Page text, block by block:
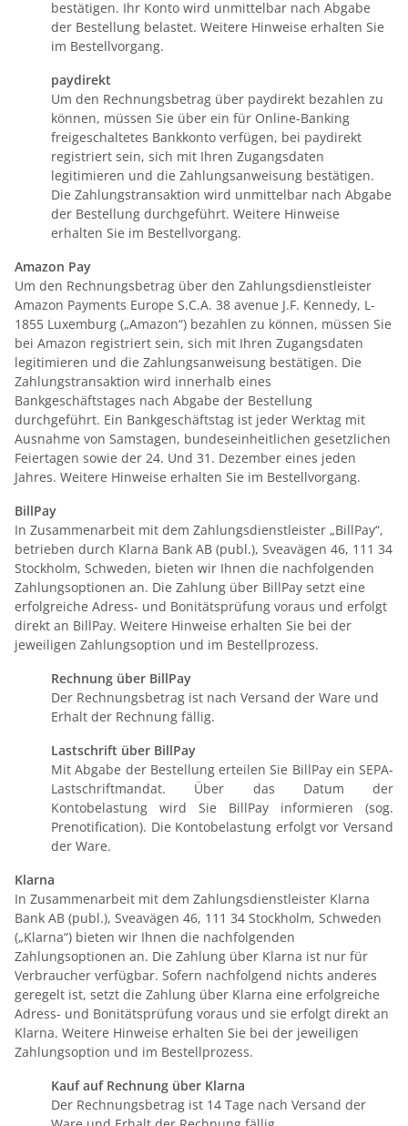
bestätigen. Ihr Konto wird unmittelbar nach Abgabe
der Bestellung belastet. Weitere Hinweise erhalten Sie
im Bestellvorgang.
paydirekt
Um den Rechnungsbetrag über paydirekt bezahlen zu
können, müssen Sie über ein für Online-Banking
freigeschaltetes Bankkonto verfügen, bei paydirekt
registriert sein, sich mit Ihren Zugangsdaten
legitimieren und die Zahlungsanweisung bestätigen.
Die Zahlungstransaktion wird unmittelbar nach Abgabe
der Bestellung durchgeführt. Weitere Hinweise
erhalten Sie im Bestellvorgang.
Amazon Pay
Um den Rechnungsbetrag über den Zahlungsdienstleister
Amazon Payments Europe S.C.A. 38 avenue J.F. Kennedy, L-
1855 Luxemburg („Amazon“) bezahlen zu können, müssen Sie
bei Amazon registriert sein, sich mit Ihren Zugangsdaten
legitimieren und die Zahlungsanweisung bestätigen. Die
Zahlungstransaktion wird innerhalb eines
Bankgeschäftstages nach Abgabe der Bestellung
durchgeführt. Ein Bankgeschäftstag ist jeder Werktag mit
Ausnahme von Samstagen, bundeseinheitlichen gesetzlichen
Feiertagen sowie der 24. Und 31. Dezember eines jeden
Jahres. Weitere Hinweise erhalten Sie im Bestellvorgang.
BillPay
In Zusammenarbeit mit dem Zahlungsdienstleister „BillPay“,
betrieben durch Klarna Bank AB (publ.), Sveavägen 46, 111 34
Stockholm, Schweden, bieten wir Ihnen die nachfolgenden
Zahlungsoptionen an. Die Zahlung über BillPay setzt eine
erfolgreiche Adress- und Bonitätsprüfung voraus und erfolgt
direkt an BillPay. Weitere Hinweise erhalten Sie bei der
jeweiligen Zahlungsoption und im Bestellprozess.
Rechnung über BillPay
Der Rechnungsbetrag ist nach Versand der Ware und
Erhalt der Rechnung fällig.
Lastschrift über BillPay
Mit Abgabe der Bestellung erteilen Sie BillPay ein SEPA-
Lastschriftmandat. Über das Datum der
Kontobelastung wird Sie BillPay informieren (sog.
Prenotification). Die Kontobelastung erfolgt vor Versand
der Ware.
Klarna
In Zusammenarbeit mit dem Zahlungsdienstleister Klarna
Bank AB (publ.), Sveavägen 46, 111 34 Stockholm, Schweden
(„Klarna“) bieten wir Ihnen die nachfolgenden
Zahlungsoptionen an. Die Zahlung über Klarna ist nur für
Verbraucher verfügbar. Sofern nachfolgend nichts anderes
geregelt ist, setzt die Zahlung über Klarna eine erfolgreiche
Adress- und Bonitätsprüfung voraus und sie erfolgt direkt an
Klarna. Weitere Hinweise erhalten Sie bei der jeweiligen
Zahlungsoption und im Bestellprozess.
Kauf auf Rechnung über Klarna
Der Rechnungsbetrag ist 14 Tage nach Versand der